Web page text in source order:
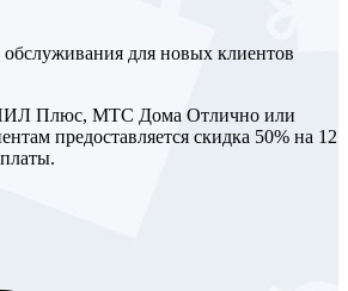
для новых клиентов
Плюс, МТС Дома Отлично или
предоставляется скидка 50% на 12